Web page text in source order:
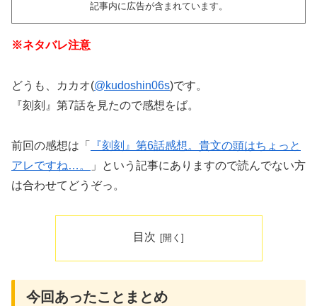
記事内に広告が含まれています。
※ネタバレ注意
どうも、カカオ(@kudoshin06s)です。
『刻刻』第7話を見たので感想をば。
前回の感想は「
『刻刻』第6話感想。貴文の頭はちょっと
アレですね…。
」という記事にありますので読んでない方
は合わせてどうぞっ。
目次
今回あったことまとめ